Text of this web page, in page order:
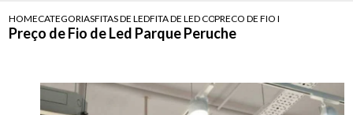
HOMECATEGORIASFITAS DE LEDFITA DE LED COM CONTROLEPRECO DE FIO DE LED PARQUE
Preço de Fio de Led Parque Peruche